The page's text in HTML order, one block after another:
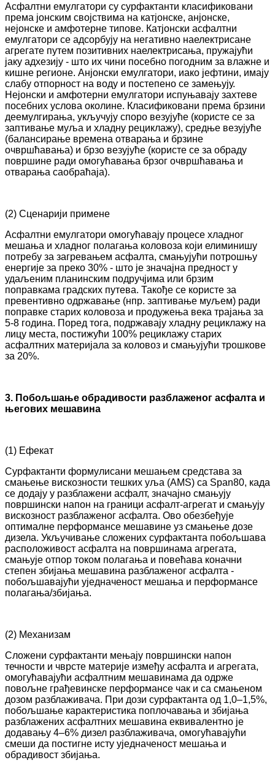
Асфалтни емулгатори су сурфактанти класификовани
према јонским својствима на катјонске, анјонске,
нејонске и амфотерне типове. Катјонски асфалтни
емулгатори се адсорбују на негативно наелектрисане
агрегате путем позитивних наелектрисања, пружајући
јаку адхезију - што их чини посебно погодним за влажне и
кишне регионе. Анјонски емулгатори, иако јефтини, имају
слабу отпорност на воду и постепено се замењују.
Нејонски и амфотерни емулгатори испуњавају захтеве
посебних услова околине. Класификовани према брзини
деемулгирања, укључују споро везујуће (користе се за
заптивање муља и хладну рециклажу), средње везујуће
(балансирање времена отварања и брзине
очвршћавања) и брзо везујуће (користе се за обраду
површине ради омогућавања брзог очвршћавања и
отварања саобраћаја).
(2) Сценарији примене
Асфалтни емулгатори омогућавају процесе хладног
мешања и хладног полагања коловоза који елиминишу
потребу за загревањем асфалта, смањујући потрошњу
енергије за преко 30% - што је значајна предност у
удаљеним планинским подручјима или брзим
поправкама градских путева. Такође се користе за
превентивно одржавање (нпр. заптивање муљем) ради
поправке старих коловоза и продужења века трајања за
5-8 година. Поред тога, подржавају хладну рециклажу на
лицу места, постижући 100% рециклажу старих
асфалтних материјала за коловоз и смањујући трошкове
за 20%.
3. Побољшање обрадивости разблаженог асфалта и
његових мешавина
(1) Ефекат
Сурфактанти формулисани мешањем средстава за
смањење вискозности тешких уља (AMS) са Span80, када
се додају у разблажени асфалт, значајно смањују
површински напон на граници асфалт-агрегат и смањују
вискозност разблаженог асфалта. Ово обезбеђује
оптималне перформансе мешавине уз смањење дозе
дизела. Укључивање сложених сурфактанта побољшава
расположивост асфалта на површинама агрегата,
смањује отпор током полагања и повећава коначни
степен збијања мешавина разблаженог асфалта -
побољшавајући уједначеност мешања и перформансе
полагања/збијања.
(2) Механизам
Сложени сурфактанти мењају површински напон
течности и чврсте материје између асфалта и агрегата,
омогућавајући асфалтним мешавинама да одрже
повољне грађевинске перформансе чак и са смањеном
дозом разблаживача. При дози сурфактанта од 1,0–1,5%,
побољшање карактеристика поплочавања и збијања
разблажених асфалтних мешавина еквивалентно је
додавању 4–6% дизел разблаживача, омогућавајући
смеши да постигне исту уједначеност мешања и
обрадивост збијања.